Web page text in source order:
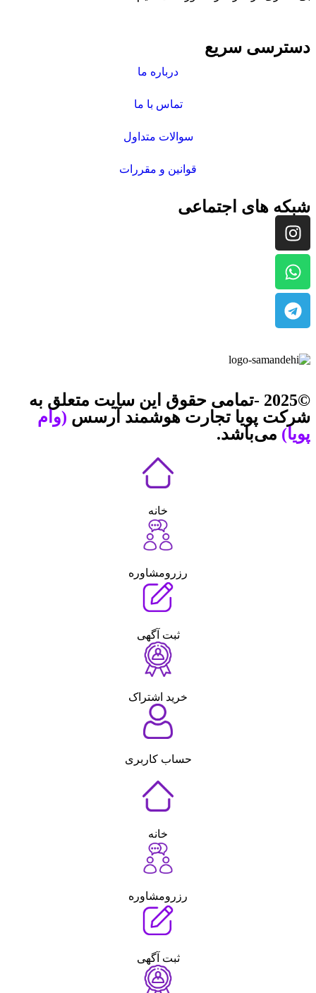
دسترسی سریع
درباره ما
تماس با ما
سوالات متداول
قوانین و مقررات
شبکه های اجتماعی
©2025 -تمامی حقوق این سایت متعلق به
شرکت پویا تجارت هوشمند آرسس (وام
پویا)می‌باشد.
خانه
رزرومشاوره
ثبت آگهی
خرید اشتراک
حساب کاربری
خانه
رزرومشاوره
ثبت آگهی